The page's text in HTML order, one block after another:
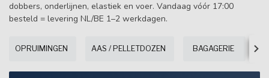
dobbers, onderlijnen, elastiek en voer. Vandaag vóór 17:00
besteld = levering NL/BE 1–2 werkdagen.
OPRUIMINGEN AAS / PELLETDOZEN BAGAGERIE